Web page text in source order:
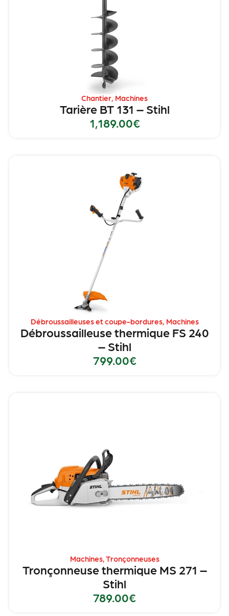
Chantier, Machines
Tarière BT 131 – Stihl
1,189.00€
Débroussailleuses et coupe-bordures, Machines
Débroussailleuse thermique FS 240
– Stihl
799.00€
Machines,Tronçonneuses
Tronçonneuse thermique MS 271 –
Stihl
789.00€